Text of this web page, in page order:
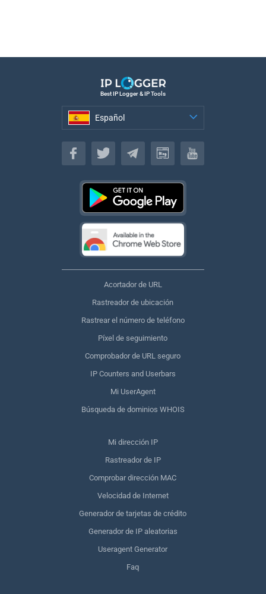
Best IP Logger & IP Tools
Español
Español
Acortador de URL
Rastreador de ubicación
Rastrear el número de teléfono
Píxel de seguimiento
Comprobador de URL seguro
IP Counters and Userbars
Mi UserAgent
Búsqueda de dominios WHOIS
Mi dirección IP
Rastreador de IP
Comprobar dirección MAC
Velocidad de Internet
Generador de tarjetas de crédito
Generador de IP aleatorias
Useragent Generator
Faq